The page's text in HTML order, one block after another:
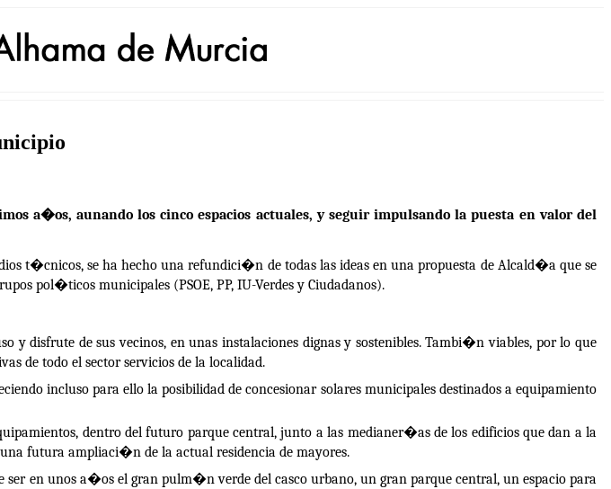
a�os, aunando los cinco espacios actuales, y seguir impulsando la puesta en valor del
t�cnicos, se ha hecho una refundici�n de todas las ideas en una propuesta de Alcald�a que se
pol�ticos municipales (PSOE, PP, IU-Verdes y Ciudadanos).
disfrute de sus vecinos, en unas instalaciones dignas y sostenibles. Tambi�n viables, por lo que
de todo el sector servicios de la localidad.
incluso para ello la posibilidad de concesionar solares municipales destinados a equipamiento
dentro del futuro parque central, junto a las medianer�as de los edificios que dan a la
futura ampliaci�n de la actual residencia de mayores.
en unos a�os el gran pulm�n verde del casco urbano, un gran parque central, un espacio para